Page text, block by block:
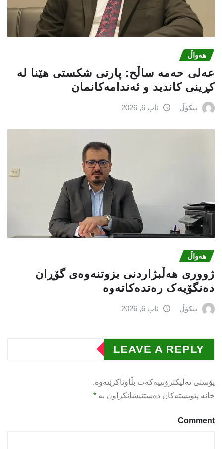
هەواڵ
عه‌لی‌ حه‌مه‌ ساڵح: پارتی‌ شكستی‌ هێنا له‌
كڕینی‌ كاندید و ئه‌ندامه‌كانمان
بنکۆڵ ئاب 6, 2026
هەواڵ
ژووری هەڵبژاردنی بزوتنەوەى گۆڕان
دەنگۆیەک رەتدەکاتەوە
بنکۆڵ ئاب 6, 2026
LEAVE A REPLY
پۆستی ئەلیکترۆنییەکەت بڵاوناکرێتەوە.
خانە پێویستەکان دەستنیشانکراون بە *
Comment